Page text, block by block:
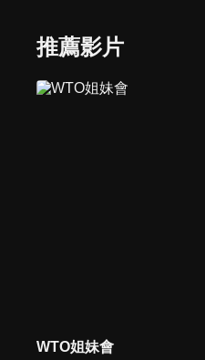
推薦影片
WTO姐妹會